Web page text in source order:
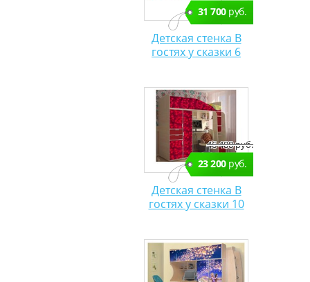
31 700руб.
Детская стенка В
гостях у сказки 6
46 400 руб.
23 200руб.
Детская стенка В
гостях у сказки 10